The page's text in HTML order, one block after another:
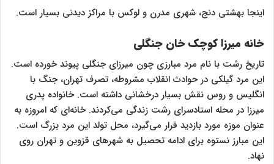
اینجا بهشتی دنج، شهری مدرن و لوکس با مراکز دیدنی بسیار است.
خانه میرزا کوچک خان جنگلی
تاریخ رشت با نام مرد مبارزی چون میرزای جنگلی پیوند خورده است.
این مرد گیلکی در حوادث انقلاب مشروطه، تصرف تهران، جنگ با
انگلیس و روس نقش بسیار درخشانی داشته است. خانواده پدری
میرزا در محله استادسرای رشت زندگی می‌کردند. خانه‌ای که امروزه به
عنوان موزه مورد بازدید قرار می‌گیرد، محل تولد این مرد بزرگ است.
این مبارز نستوه برای ادامه تحصیل به شهرهای قزوین و تهران روی
نهاد.